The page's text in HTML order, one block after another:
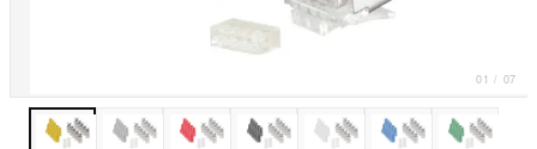
01 / 07